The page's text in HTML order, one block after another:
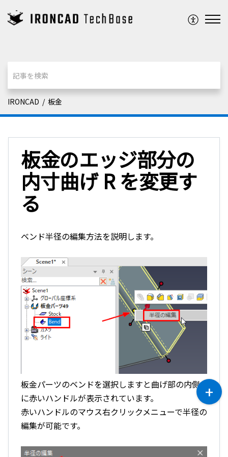
IRONCAD 板金
板金のエッジ部分の
内寸曲げ R を変更す
る
ベンド半径の編集方法を説明します。
板金パーツのベンドを選択しますと曲げ部の内側
に赤いハンドルが表示されています。
赤いハンドルのマウス右クリックメニューで半径の
編集が可能です。